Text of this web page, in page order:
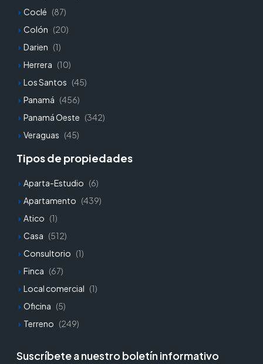
Coclé (87)
Colón (20)
Darien (1)
Herrera (10)
Los Santos (45)
Panamá (456)
Panamá Oeste (342)
Veraguas (45)
Tipos de propiedades
Aparta-Estudio (6)
Apartamento (439)
Atico (1)
Casa (512)
Consultorio (1)
Finca (67)
Local comercial (1)
Oficina (5)
Terreno (249)
Suscríbete a nuestro boletín informativo